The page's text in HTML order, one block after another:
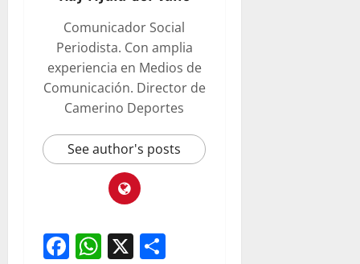
Comunicador Social
Periodista. Con amplia
experiencia en Medios de
Comunicación. Director de
Camerino Deportes
See author's posts
Facebook
WhatsApp
X